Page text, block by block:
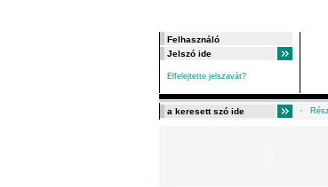
Elfelejtette jelszavát?